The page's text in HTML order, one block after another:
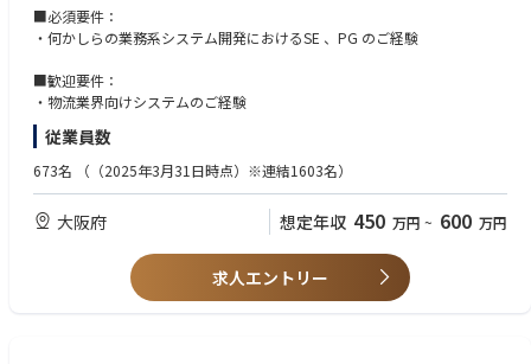
【業務内容 】
・システム導入企画立案
・要件定義及びベンダーコントロール業務
・成果物チェック及びユーザーテストの補助業務 など
生しません
【仕事のやりがい 】
・会社の事業戦略や各事業における課題より、自ら解決策を創出・実行で
きる
・新しい技術を取り入れた取り組みに挑戦できる
■必須要件：
・何かしらの業務系システム開発におけるSE 、PG のご経験
■歓迎要件：
・物流業界向けシステムのご経験
従業員数
673名 （（2025年3月31日時点）※連結1603名）
大阪府 想定年収 450 万円 ~ 600 万円
求人エントリー